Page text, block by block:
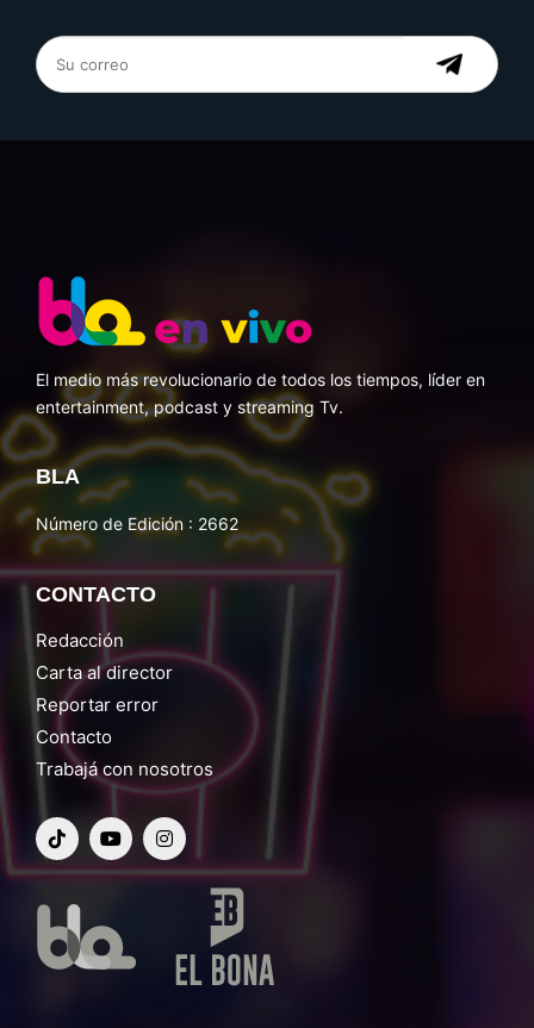
El medio más revolucionario de todos los tiempos, líder en
entertainment, podcast y streaming Tv.
BLA
Número de Edición : 2662
CONTACTO
Redacción
Carta al director
Reportar error
Contacto
Trabajá con nosotros